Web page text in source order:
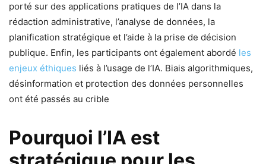
porté sur des applications pratiques de l’IA dans la
rédaction administrative, l’analyse de données, la
planification stratégique et l’aide à la prise de décision
publique. Enfin, les participants ont également abordé les
enjeux éthiques liés à l’usage de l’IA. Biais algorithmiques,
désinformation et protection des données personnelles
ont été passés au crible
Pourquoi l’IA est